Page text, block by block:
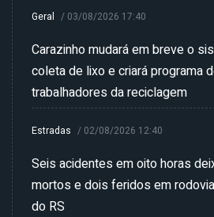
Geral / 03/08/2026 17:40
Carazinho mudará em breve o
coleta de lixo e criará programa
trabalhadores da reciclagem
Estradas / 02/08/2026 12:40
Seis acidentes em oito horas
mortos e dois feridos em
do RS